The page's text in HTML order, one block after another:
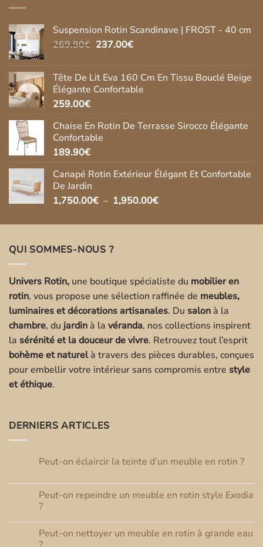
Suspension Rotin Scandinave | FROST - 40 cm
269.90€ Le
était :
269.90€.
237.00€Le
est :
237.00€.
Tête De Lit Eva 160 Cm En Tissu Bouclé Beige
Élégante Confortable
259.00€
Chaise En Rotin De Terrasse Sirocco Élégante
Confortable
189.90€
Canapé Rotin Extérieur Élégant Et Confortable
De Jardin
1,750.00€ – 1,950.00€Plage
prix :
QUI SOMMES-NOUS ?
Univers Rotin, une boutique spécialiste du mobilier en
rotin, vous propose une sélection raffinée de meubles,
luminaires et décorations artisanales. Du salon à la
chambre, du jardin à la véranda, nos collections inspirent
la sérénité et la douceur de vivre. Retrouvez tout l’esprit
bohème et naturelà travers des pièces durables, conçues
pour embellir votre intérieur sans compromis entre style
et éthique.
DERNIERS ARTICLES
Peut-on éclaircir la teinte d’un meuble en rotin ?
commentaire
sur
Peut-
on
éclaircir
la
teinte
d’un
meuble
Peut-on repeindre un meuble en rotin style Exodia
?
sur
Peut-
Peut-on nettoyer un meuble en rotin à grande eau